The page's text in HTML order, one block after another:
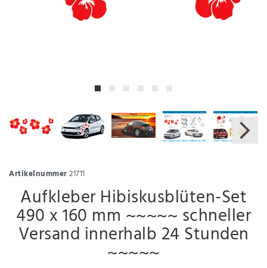
Artikelnummer21711
Aufkleber Hibiskusblüten-Set
490 x 160 mm ~~~~~ schneller
Versand innerhalb 24 Stunden
~~~~~